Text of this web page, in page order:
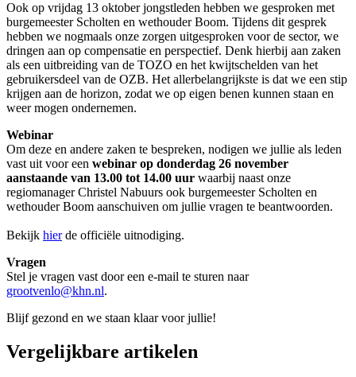
Ook op vrijdag 13 oktober jongstleden hebben we gesproken met
burgemeester Scholten en wethouder Boom. Tijdens dit gesprek
hebben we nogmaals onze zorgen uitgesproken voor de sector, we
dringen aan op compensatie en perspectief. Denk hierbij aan zaken
als een uitbreiding van de TOZO en het kwijtschelden van het
gebruikersdeel van de OZB. Het allerbelangrijkste is dat we een stip
krijgen aan de horizon, zodat we op eigen benen kunnen staan en
weer mogen ondernemen.
Webinar
Om deze en andere zaken te bespreken, nodigen we jullie als leden
vast uit voor een webinar op donderdag 26 november
aanstaande van 13.00 tot 14.00 uur waarbij naast onze
regiomanager Christel Nabuurs ook burgemeester Scholten en
wethouder Boom aanschuiven om jullie vragen te beantwoorden.
Bekijk hierde officiële uitnodiging.
Vragen
Stel je vragen vast door een e-mail te sturen naar
grootvenlo@khn.nl.
Blijf gezond en we staan klaar voor jullie!
Vergelijkbare artikelen